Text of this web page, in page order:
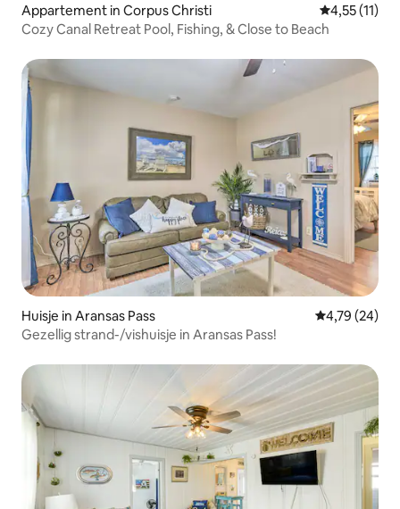
Appartement in Corpus Christi Gemiddelde
4,55 (11)
Cozy Canal Retreat Pool, Fishing, & Close to Beach
Huisje in Aransas Pass Gemiddelde
4,79 (24)
Gezellig strand-/vishuisje in Aransas Pass!